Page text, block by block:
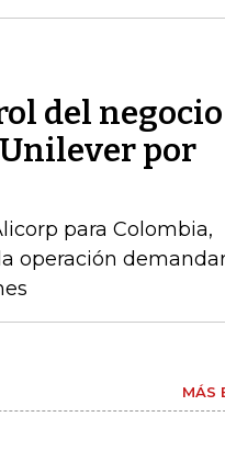
del
por
para Colombia,
operación
MÁS